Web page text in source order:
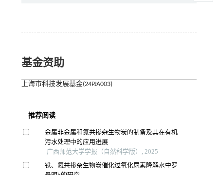
基金资助
上海市科技发展基金(24PJA003)